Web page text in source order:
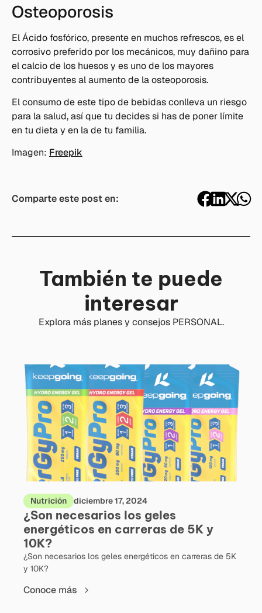
Osteoporosis
El Ácido fosfórico, presente en muchos refrescos, es el
corrosivo preferido por los mecánicos, muy dañino para
el calcio de los huesos y es uno de los mayores
contribuyentes al aumento de la osteoporosis.
El consumo de este tipo de bebidas conlleva un riesgo
para la salud, así que tu decides si has de poner límite
en tu dieta y en la de tu familia.
Imagen: Freepik
Comparte este post en:
También te puede
interesar
Explora más planes y consejos PERSONAL.
Nutrición diciembre 17, 2024
¿Son necesarios los geles
energéticos en carreras de 5K y
10K?
¿Son necesarios los geles energéticos en carreras de 5K
y 10K?
Conoce más